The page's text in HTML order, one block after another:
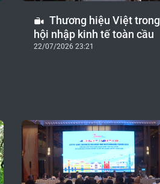
Thương hiệu Việt trong
hội nhập kinh tế toàn cầu
22/07/2026 23:21